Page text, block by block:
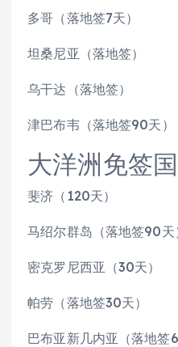
多哥（落地签7天）
坦桑尼亚（落地签）
乌干达（落地签）
津巴布韦（落地签90天）
大洋洲免签
斐济（120天）
马绍尔群岛（落地签90天
密克罗尼西亚（30天）
帕劳（落地签30天）
巴布亚新几内亚（落地签